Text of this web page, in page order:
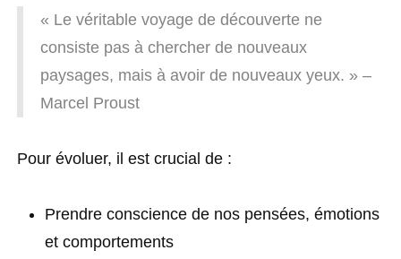
« Le véritable voyage de découverte ne
consiste pas à chercher de nouveaux
paysages, mais à avoir de nouveaux yeux. » –
Marcel Proust
Pour évoluer, il est crucial de :
Prendre conscience de nos pensées, émotions
et comportements